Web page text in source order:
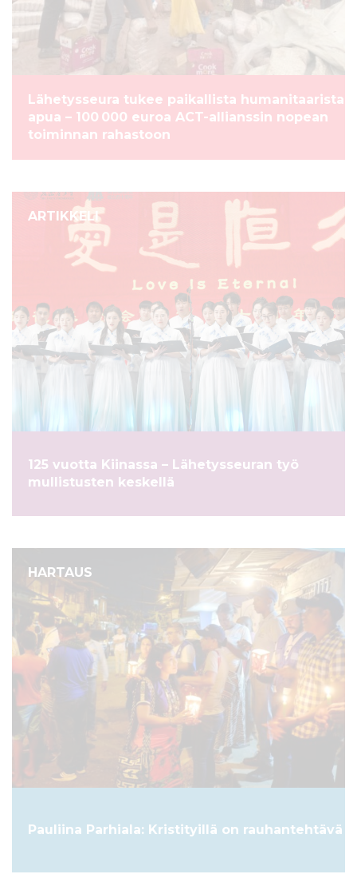
Lähetysseura tukee paikallista humanitaarista
apua – 100 000 euroa ACT-allianssin nopean
toiminnan rahastoon
ARTIKKELI
125 vuotta Kiinassa – Lähetysseuran työ
mullistusten keskellä
HARTAUS
Pauliina Parhiala: Kristityillä on rauhantehtävä